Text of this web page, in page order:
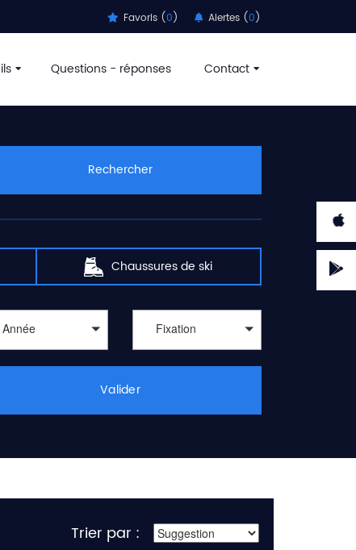
Favoris (0) Alertes (0)
Questions - réponses Contact
Rechercher
Chaussures de ski
Année Fixation
Valider
Trier par :